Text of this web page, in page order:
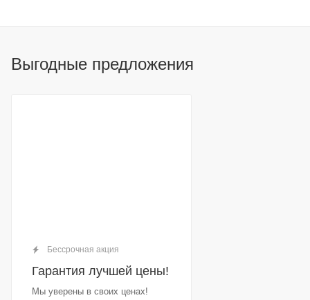
Выгодные предложения
Бессрочная акция
Гарантия лучшей цены!
Мы уверены в своих ценах!